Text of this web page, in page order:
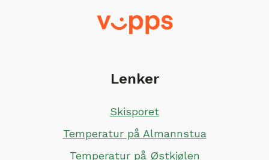
Lenker
Skisporet
Temperatur på Almannstua
Temperatur på Østkjølen